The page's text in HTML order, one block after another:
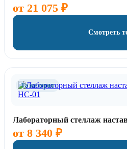
от 21 075 ₽
Смотреть
Та же серия
Лабораторный стеллаж
от 8 340 ₽